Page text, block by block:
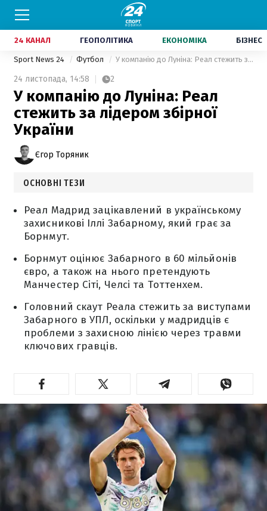
24 КАНАЛ ГЕОПОЛІТИКА ЕКОНОМІКА БІЗНЕС
Sport News 24 Футбол У компанію до Луніна: Реал стежить за лідером збірної України
24 листопада, 14:58 2
У компанію до Луніна: Реал
стежить за лідером збірної
України
Єгор Торяник
ОСНОВНІ ТЕЗИ
Реал Мадрид зацікавлений в українському
захисникові Іллі Забарному, який грає за
Борнмут.
Борнмут оцінює Забарного в 60 мільйонів
євро, а також на нього претендують
Манчестер Сіті, Челсі та Тоттенхем.
Головний скаут Реала стежить за виступами
Забарного в УПЛ, оскільки у мадридців є
проблеми з захисною лінією через травми
ключових гравців.